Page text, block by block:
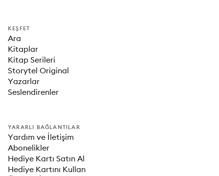
KEŞFET
Ara
Kitaplar
Kitap Serileri
Storytel Original
Yazarlar
Seslendirenler
YARARLI BAĞLANTILAR
Yardım ve İletişim
Abonelikler
Hediye Kartı Satın Al
Hediye Kartını Kullan